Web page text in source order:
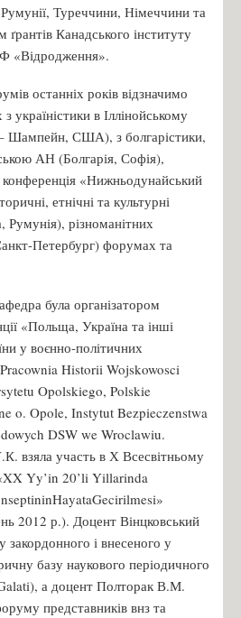
Туреччини, Німеччини та
ґрантів Канадського інституту
«Відродження».
останніх років відзначимо
україністики в Іллінойському
– Шампейн, США), з болгарістики,
АН (Болгарія, Софія),
конференція «Нижньодунайський
етнічні та культурні
Румунія), різноманітних
Петербург) форумах та
була організатором
«Польща, Україна та інші
у воєнно-політичних
Pracownia Historii Wojskowosci
Opolskiego, Polskie
o. Opole, Instytut Bezpieczenstwa
DSW we Wroclawiu.
взяла участь в Х Всесвітньому
Yy’in 20’li Yillarinda
2012 р.). Доцент Вінцковський
і внесеного у
базу наукового періодичного
а доцент Полторак В.М.
представників внз та